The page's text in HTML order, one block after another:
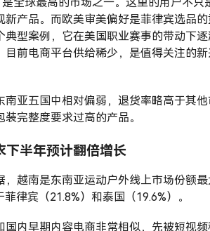
全球最高的市场之一。这里的用户不只
新产品。而欧美审美偏好是菲律宾选品
典型案例，它在美国职业赛事的带动下
目前电商平台供给稀少，是值得关注的
亚五国中相对偏弱，退货率略高于其他
完整度要求过高的产品。
下半年预计翻倍增长
越南是东南亚运动户外线上市场份额最
律宾（21.8%）和泰国（19.6%）。
内早期内容电商非常相似，先被短视频